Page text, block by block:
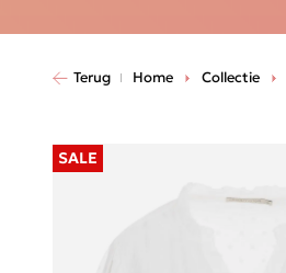
Terug Home Collectie
SALE